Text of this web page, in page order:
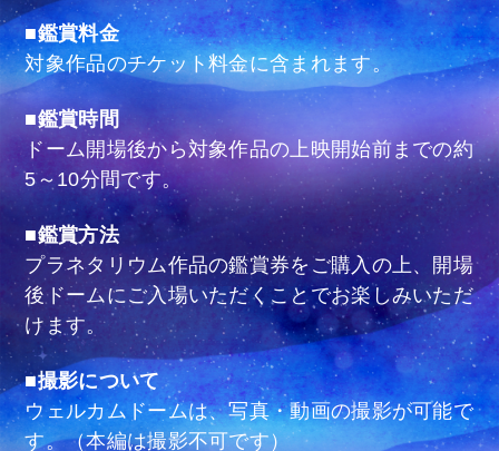
■鑑賞料金
対象作品のチケット料金に含まれます。
■鑑賞時間
ドーム開場後から対象作品の上映開始前までの約
5～10分間です。
■鑑賞方法
プラネタリウム作品の鑑賞券をご購入の上、開場
後ドームにご入場いただくことでお楽しみいただ
けます。
■撮影について
ウェルカムドームは、写真・動画の撮影が可能で
す。（本編は撮影不可です）